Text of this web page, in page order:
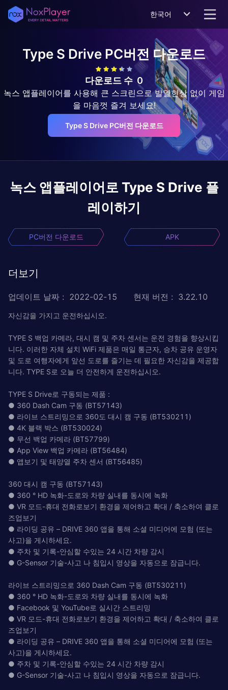
한국어
Type S Drive PC버전 다운로드
다운로드 수 0
녹스 앱플레이어를 사용해 큰 스크린으로 발열현상 없이 게임
을 마음껏 즐겨 보세요!
Type S Drive PC버전 다운로드
녹스 앱플레이어로 Type S Drive 플
레이하기
PC버전 다운로드 APK
더보기
업데이트 날짜 : 2022-02-15 현재 버전 : 3.22.10
자신감을 가지고 운전하십시오.
TYPE S 백업 카메라, 대시 캠 및 주차 센서는 운전 경험을 향상시킵
니다. 이러한 자체 설치 WiFi 제품은 매일 통근자, 승차 공유 운영자
및 도로 여행자에게 앞선 도로를 즐기는 데 필요한 자신감을 제공합
니다. TYPE S로 오늘 더 안전하게 운전하십시오.
TYPE S Drive로 구동되는 제품 :
● 360 Dash Cam 구동 (BT57143)
● 라이브 스트리밍으로 360도 대시 캠 구동 (BT530211)
● 4K 블랙 박스 (BT530024)
● 무선 백업 카메라 (BT57799)
● App View 백업 카메라 (BT56484)
● 앱보기 및 태양열 주차 센서 (BT56485)
360 대시 캠 구동 (BT57143)
● 360 ° HD 녹화-도로와 차량 실내를 동시에 녹화
● VR 모드-휴대 전화로보기 환경을 제어하고 확대 / 축소하여 클로
즈업보기
● 라이딩 공유 – DRIVE 360 앱을 통해 소셜 미디어에 모험 (또는
사고)을 게시하세요.
● 주차 및 기록-안심할 수있는 24 시간 차량 감시
● G-Sensor 기술-사고 나 침입시 영상을 자동으로 잠급니다.
라이브 스트리밍으로 360 Dash Cam 구동 (BT530211)
● 360 ° HD 녹화-도로와 차량 실내를 동시에 녹화
● Facebook 및 YouTube로 실시간 스트리밍
● VR 모드-휴대 전화로보기 환경을 제어하고 확대 / 축소하여 클로
즈업보기
● 라이딩 공유 – DRIVE 360 앱을 통해 소셜 미디어에 모험 (또는
사고)을 게시하세요.
● 주차 및 기록-안심할 수있는 24 시간 차량 감시
● G-Sensor 기술-사고 나 침입시 영상을 자동으로 잠급니다.